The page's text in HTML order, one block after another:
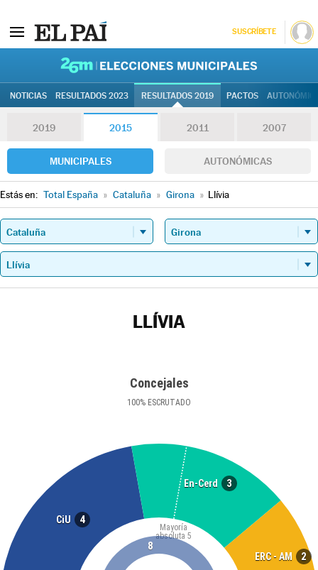
SUSCRÍBETE
NOTICIAS RESULTADOS 2023 RESULTADOS 2019 PACTOS
2019 2015 2011 2007
MUNICIPALES AUTONÓMICAS
Estás en: Total España » Cataluña » Girona » Llívia
LLÍVIA
Concejales
100% ESCRUTADO
CiU 4
En-Cerd 3
ERC - AM 2
Mayoría
absoluta 5
8